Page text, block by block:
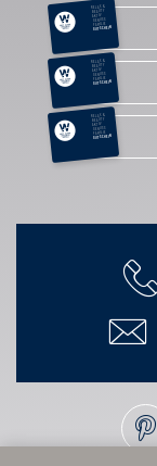
RELAX &
BEAUTY
AKTIV
GENUSS
FAMILIE
GUTSCHEIN
RELAX &
BEAUTY
AKTIV
GENUSS
FAMILIE
GUTSCHEIN
RELAX &
BEAUTY
AKTIV
GENUSS
FAMILIE
GUTSCHEIN